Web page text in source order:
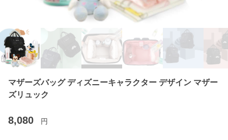
マザーズバッグ ディズニーキャラクター デザイン マザー
ズリュック
8,080 円